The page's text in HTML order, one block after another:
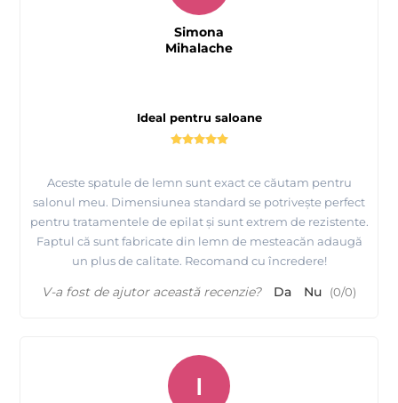
Ideal pentru saloane
Aceste spatule de lemn sunt exact ce căutam pentru
salonul meu. Dimensiunea standard se potrivește perfect
pentru tratamentele de epilat și sunt extrem de rezistente.
Faptul că sunt fabricate din lemn de mesteacăn adaugă
un plus de calitate. Recomand cu încredere!
Simona
Mihalache
V-a fost de ajutor această recenzie? Da Nu (0/0)
I